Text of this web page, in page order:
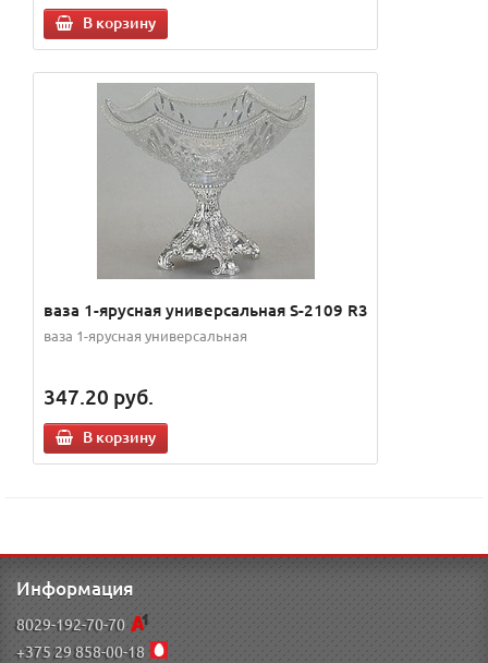
В корзину
ваза 1-ярусная универсальная S-2109 R3
ваза 1-ярусная универсальная
347.20 руб.
В корзину
Информация
8029-192-70-70
+375 29 858-00-18